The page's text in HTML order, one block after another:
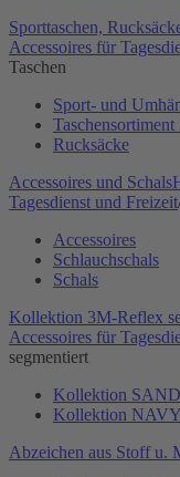
Sporttaschen,
Accessoires für
Taschen
Sport- und
Rucksäcke
Accessoires und Schals
Tagesdienst und Freizeit
Accessoires
Schlauchschals
Schals
Kollektion 3M-Reflex
Accessoires für
segmentiert
Kollektion
Kollektion
Abzeichen aus Stoff u.